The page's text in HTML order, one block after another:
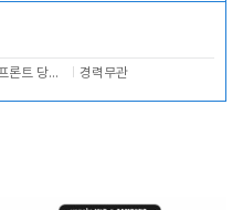
격일제 프론트 당번 업무로 주차 및 객실 점검 경력무관